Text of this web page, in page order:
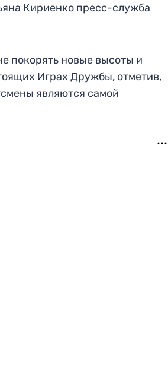
Кириенко пресс-служба
покорять новые высоты и
Играх Дружбы, отметив,
являются самой